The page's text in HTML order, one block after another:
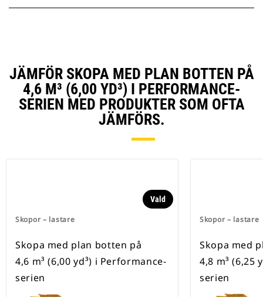
JÄMFÖR SKOPA MED PLAN BOTTEN PÅ
4,6 M³ (6,00 YD³) I PERFORMANCE-
SERIEN MED PRODUKTER SOM OFTA
JÄMFÖRS.
Skopor – lastare
Vald
Skopa med plan botten på
4,6 m³ (6,00 yd³) i Performance-
serien
Skopor – lastare
Skopa med
4,8 m³ (6,25
serien